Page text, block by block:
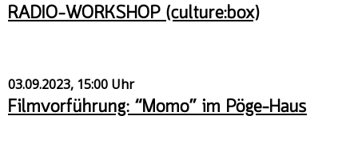
RADIO-WORKSHOP (culture:box)
03.09.2023, 15:00 Uhr
Filmvorführung: “Momo” im Pöge-Haus